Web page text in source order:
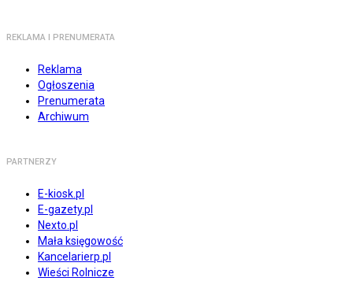
REKLAMA I PRENUMERATA
Reklama
Ogłoszenia
Prenumerata
Archiwum
PARTNERZY
E-kiosk.pl
E-gazety.pl
Nexto.pl
Mała księgowość
Kancelarierp.pl
Wieści Rolnicze